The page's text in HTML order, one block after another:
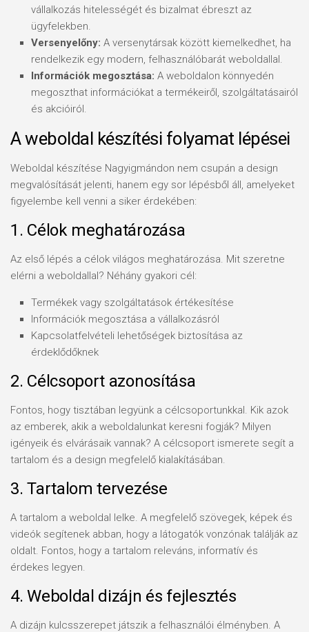
vállalkozás hitelességét és bizalmat ébreszt az
ügyfelekben.
Versenyelőny: A versenytársak között kiemelkedhet, ha
rendelkezik egy modern, felhasználóbarát weboldallal.
Információk megosztása: A weboldalon könnyedén
megoszthat információkat a termékeiről, szolgáltatásairól
és akcióiról.
A weboldal készítési folyamat lépései
Weboldal készítése Nagyigmándon nem csupán a design
megvalósítását jelenti, hanem egy sor lépésből áll, amelyeket
figyelembe kell venni a siker érdekében:
1. Célok meghatározása
Az első lépés a célok világos meghatározása. Mit szeretne
elérni a weboldallal? Néhány gyakori cél:
Termékek vagy szolgáltatások értékesítése
Információk megosztása a vállalkozásról
Kapcsolatfelvételi lehetőségek biztosítása az
érdeklődőknek
2. Célcsoport azonosítása
Fontos, hogy tisztában legyünk a célcsoportunkkal. Kik azok
az emberek, akik a weboldalunkat keresni fogják? Milyen
igényeik és elvárásaik vannak? A célcsoport ismerete segít a
tartalom és a design megfelelő kialakításában.
3. Tartalom tervezése
A tartalom a weboldal lelke. A megfelelő szövegek, képek és
videók segítenek abban, hogy a látogatók vonzónak találják az
oldalt. Fontos, hogy a tartalom releváns, informatív és
érdekes legyen.
4. Weboldal dizájn és fejlesztés
A dizájn kulcsszerepet játszik a felhasználói élményben. A